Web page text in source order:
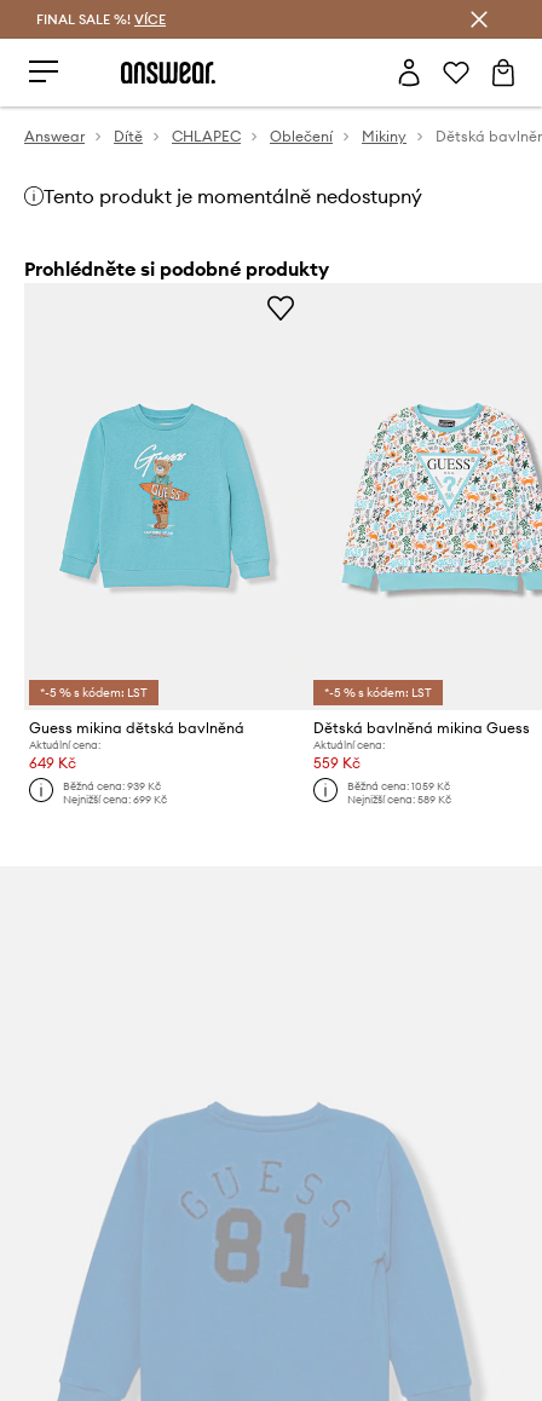
FINAL SALE %! VÍCE
Answear Dítě CHLAPEC Oblečení Mikiny Dětská
Tento produkt je momentálně nedostupný
Prohlédněte si podobné produkty
*-5 % s kódem: LST
Guess mikina dětská bavlněná
Aktuální cena:
649 Kč
Běžná cena:939 Kč
Nejnižší cena:699 Kč
*-5 % s kódem: LST
Dětská bavlněná mikina Guess
Aktuální cena:
559 Kč
Běžná cena: 1059 Kč
Nejnižší cena: 589 Kč